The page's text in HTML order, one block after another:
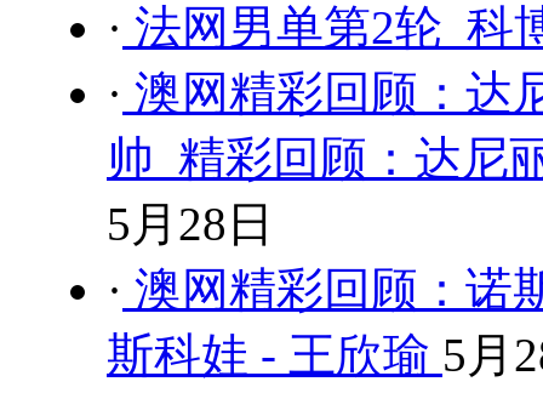
· 法网男单第2轮 科
· 澳网精彩回顾：达
帅 精彩回顾：达尼
5月28日
· 澳网精彩回顾：诺
斯科娃 - 王欣瑜 5月